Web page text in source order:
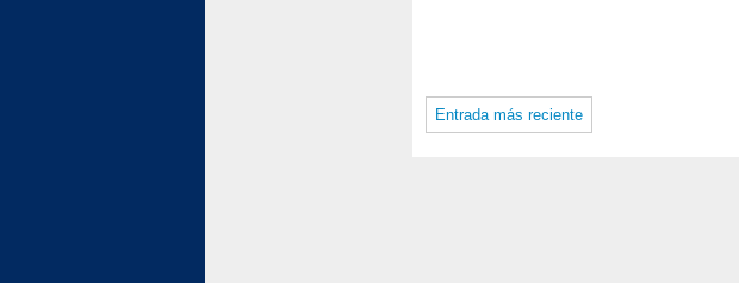
Entrada más reciente